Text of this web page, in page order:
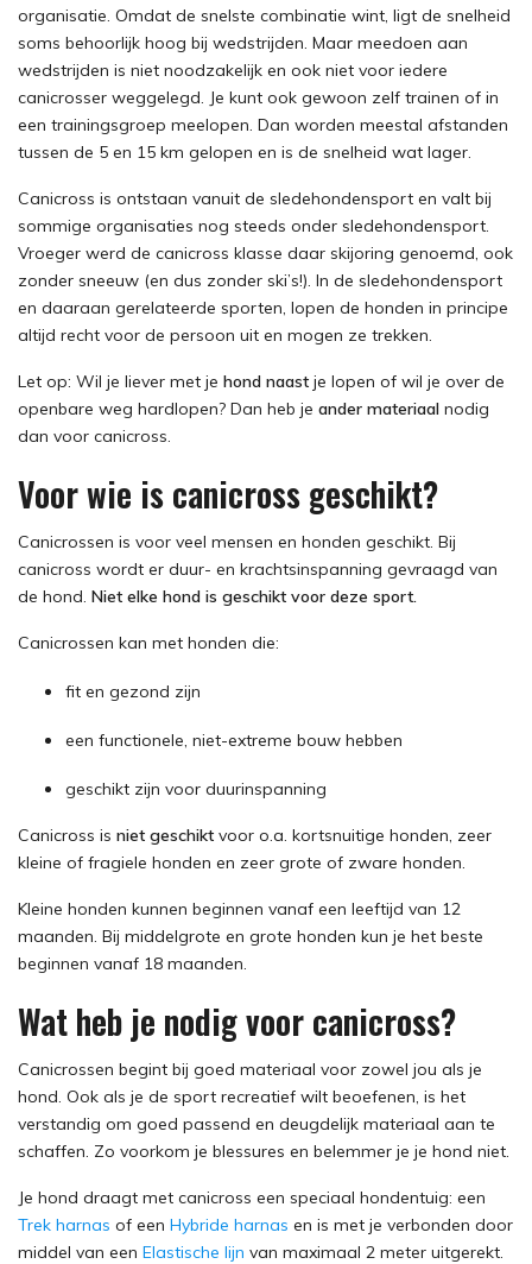
organisatie. Omdat de snelste combinatie wint, ligt de snelheid
soms behoorlijk hoog bij wedstrijden. Maar meedoen aan
wedstrijden is niet noodzakelijk en ook niet voor iedere
canicrosser weggelegd. Je kunt ook gewoon zelf trainen of in
een trainingsgroep meelopen. Dan worden meestal afstanden
tussen de 5 en 15 km gelopen en is de snelheid wat lager.
Canicross is ontstaan vanuit de sledehondensport en valt bij
sommige organisaties nog steeds onder sledehondensport.
Vroeger werd de canicross klasse daar skijoring genoemd, ook
zonder sneeuw (en dus zonder ski’s!). In de sledehondensport
en daaraan gerelateerde sporten, lopen de honden in principe
altijd recht voor de persoon uit en mogen ze trekken.
Let op: Wil je liever met je hond naast je lopen of wil je over de
openbare weg hardlopen? Dan heb je ander materiaal nodig
dan voor canicross.
Voor wie is canicross geschikt?
Canicrossen is voor veel mensen en honden geschikt. Bij
canicross wordt er duur- en krachtsinspanning gevraagd van
de hond. Niet elke hond is geschikt voor deze sport.
Canicrossen kan met honden die:
fit en gezond zijn
een functionele, niet-extreme bouw hebben
geschikt zijn voor duurinspanning
Canicross is niet geschikt voor o.a. kortsnuitige honden, zeer
kleine of fragiele honden en zeer grote of zware honden.
Kleine honden kunnen beginnen vanaf een leeftijd van 12
maanden. Bij middelgrote en grote honden kun je het beste
beginnen vanaf 18 maanden.
Wat heb je nodig voor canicross?
Canicrossen begint bij goed materiaal voor zowel jou als je
hond. Ook als je de sport recreatief wilt beoefenen, is het
verstandig om goed passend en deugdelijk materiaal aan te
schaffen. Zo voorkom je blessures en belemmer je je hond niet.
Je hond draagt met canicross een speciaal hondentuig: een
Trek harnas of een Hybride harnas en is met je verbonden door
middel van een Elastische lijn van maximaal 2 meter uitgerekt.